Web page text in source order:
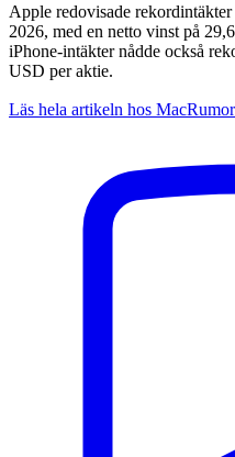
Apple redovisade
2026, med en netto vinst på
iPhone-intäkter nådde också
USD per aktie.
Läs hela artikeln hos